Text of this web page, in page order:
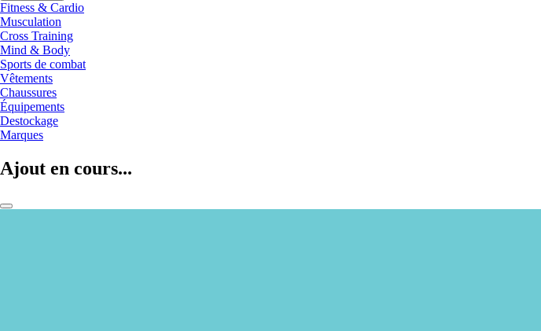
Fitness & Cardio
Musculation
Cross Training
Mind & Body
Sports de combat
Vêtements
Chaussures
Équipements
Destockage
Marques
Ajout en cours...